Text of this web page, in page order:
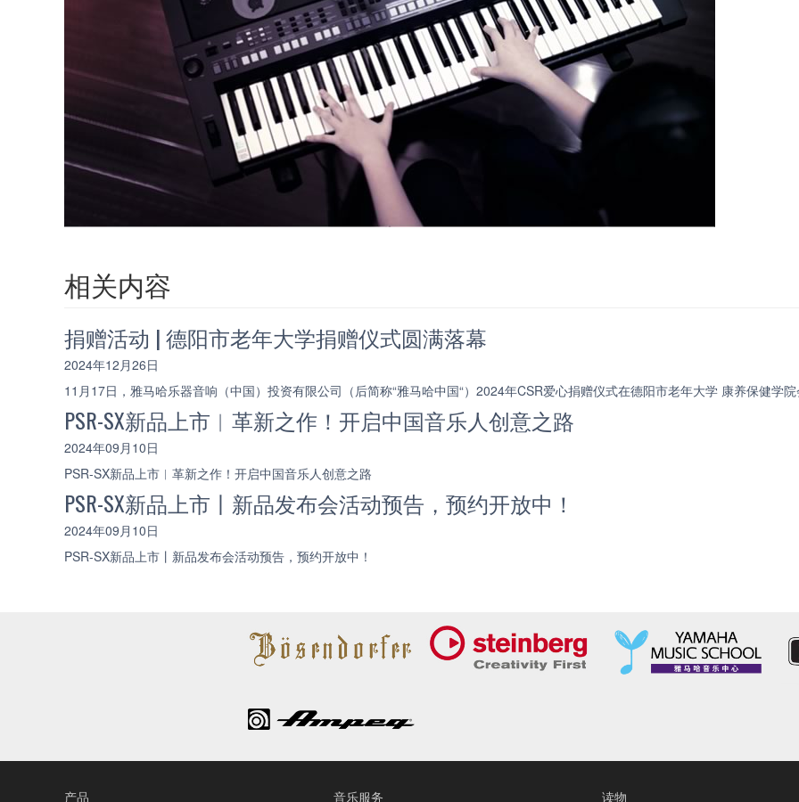
相关内容
捐赠活动 | 德阳市老年大学捐赠仪式圆满落幕
2024年12月26日
11月17日，雅马哈乐器音响（中国）投资有限公司（后简称“雅马哈中国“）2024年CSR爱心捐赠仪式在德阳市老年大学 康养保健学院
PSR-SX新品上市︱革新之作！开启中国音乐人创意之路
2024年09月10日
PSR-SX新品上市︱革新之作！开启中国音乐人创意之路
PSR-SX新品上市丨新品发布会活动预告，预约开放中！
2024年09月10日
PSR-SX新品上市丨新品发布会活动预告，预约开放中！
产品 音乐服务 读物